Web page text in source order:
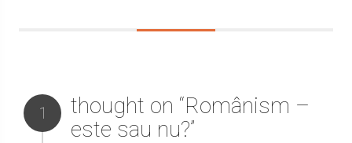
1
thought on “Românism –
este sau nu?”